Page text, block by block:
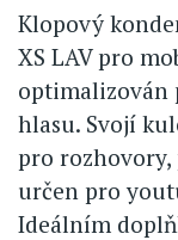
Klopový
XS LAV pro
optimalizován
hlasu. Svojí
pro rozhovory,
určen pro
Ideálním